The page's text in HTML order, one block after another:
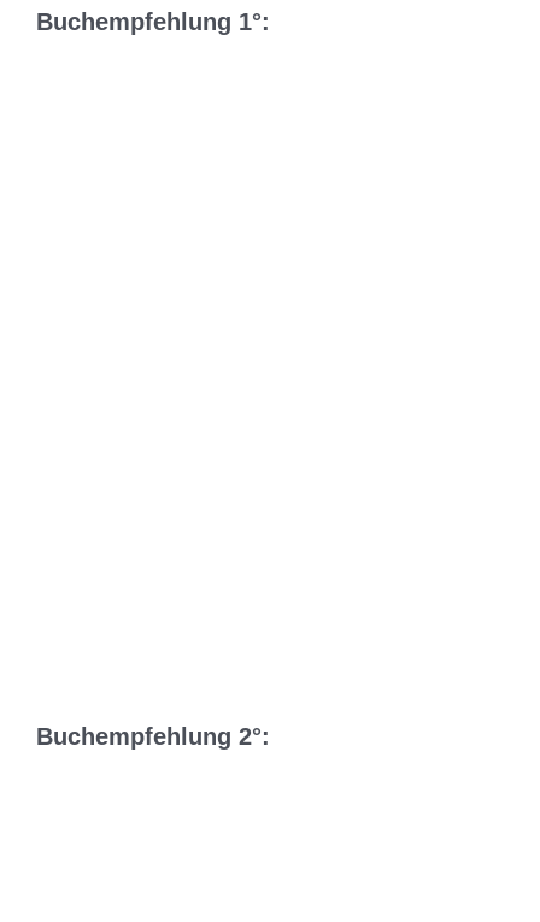
Buchempfehlung 1°:
Buchempfehlung 2°: